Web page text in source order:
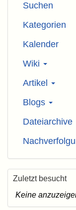
Suchen
Kategorien
Kalender
Wiki
Artikel
Blogs
Dateiarchive
Zuletzt besucht
Keine